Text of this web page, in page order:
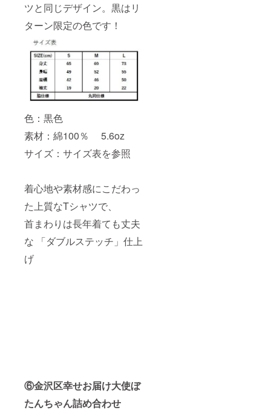
ツと同じデザイン。黒はリ
ターン限定の色です！
色：黒色
素材：綿100％ 5.6oz
サイズ：サイズ表を参照
着心地や素材感にこだわっ
た上質なTシャツで、
首まわりは長年着ても丈夫
な 「ダブルステッチ」仕上
げ
⑥金沢区幸せお届け大使ぼ
たんちゃん詰め合わせ